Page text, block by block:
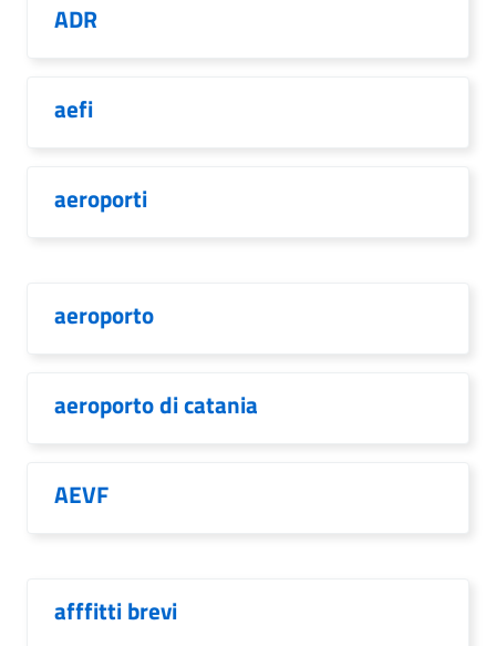
ADR
aefi
aeroporti
aeroporto
aeroporto di catania
AEVF
afffitti brevi